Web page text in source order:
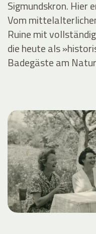
Sigmundskron. Hier
Vom
Ruine mit
die heute als
Badegäste am